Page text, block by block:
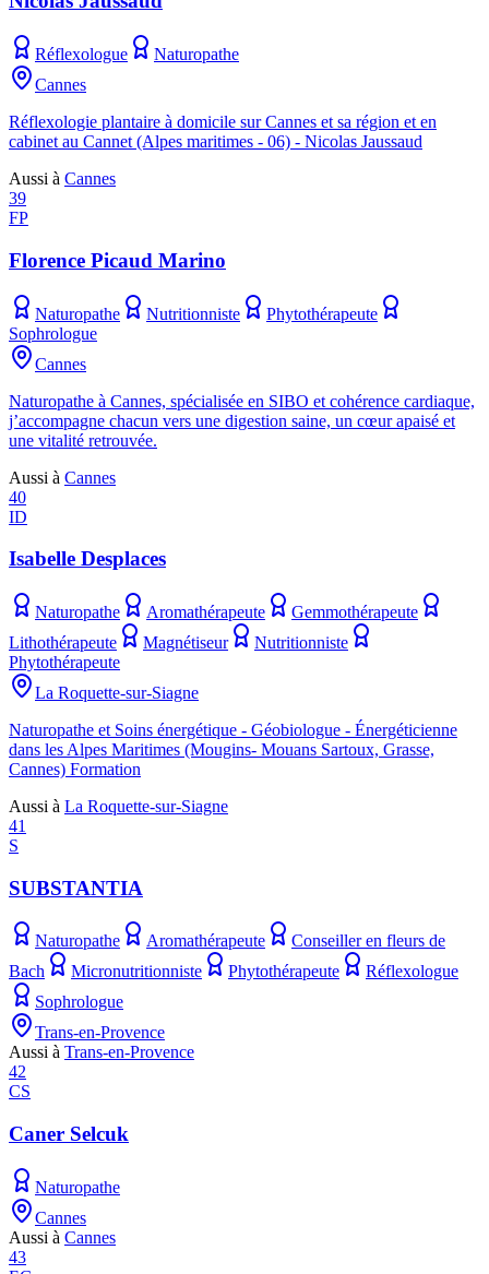
Réflexologue
Naturopathe
Cannes
Réflexologie plantaire à domicile sur Cannes et sa région et en
cabinet au Cannet (Alpes maritimes - 06) - Nicolas Jaussaud
Aussi à Cannes
39
FP
Florence Picaud Marino
Naturopathe Nutritionniste
Phytothérapeute
Sophrologue
Cannes
Naturopathe à Cannes, spécialisée en SIBO et cohérence cardiaque,
j’accompagne chacun vers une digestion saine, un cœur apaisé et
une vitalité retrouvée.
Aussi à Cannes
40
ID
Isabelle Desplaces
Naturopathe Aromathérapeute
Gemmothérapeute
Lithothérapeute
Magnétiseur
Nutritionniste
Phytothérapeute
La Roquette-sur-Siagne
Naturopathe et Soins énergétique - Géobiologue - Énergéticienne
dans les Alpes Maritimes (Mougins- Mouans Sartoux, Grasse,
Cannes) Formation
Aussi à La Roquette-sur-Siagne
41
S
SUBSTANTIA
Naturopathe Aromathérapeute
Conseiller en fleurs de
Bach
Micronutritionniste Phytothérapeute
Réflexologue
Sophrologue
Trans-en-Provence
Aussi à Trans-en-Provence
42
CS
Caner Selcuk
Naturopathe
Cannes
Aussi à Cannes
43